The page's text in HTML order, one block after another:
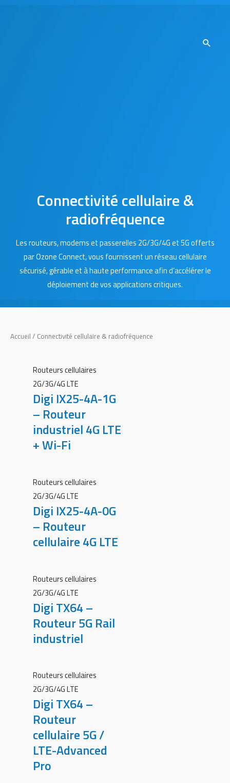
Connectivité cellulaire &
radiofréquence
Les routeurs, modems et passerelles 2G/3G/4G et 5G offerts
par Ozone Connect, vous fournissent un réseau cellulaire
sécurisé, gérable et à haute performance afin d’accélérer le
déploiement de vos applications critiques.
Accueil / Connectivité cellulaire & radiofréquence
Routeurs cellulaires
2G/3G/4G LTE
Digi IX25-4A-1G
– Routeur
industriel 4G LTE
+ Wi-Fi
Routeurs cellulaires
2G/3G/4G LTE
Digi IX25-4A-0G
– Routeur
cellulaire 4G LTE
Routeurs cellulaires
2G/3G/4G LTE
Digi TX64 –
Routeur 5G Rail
industriel
Routeurs cellulaires
2G/3G/4G LTE
Digi TX64 –
Routeur
cellulaire 5G /
LTE-Advanced
Pro